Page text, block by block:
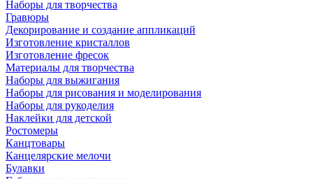
Наборы для творчества
Гравюры
Декорирование и создание аппликаций
Изготовление кристаллов
Изготовление фресок
Материалы для творчества
Наборы для выжигания
Наборы для рисования и моделирования
Наборы для рукоделия
Наклейки для детской
Ростомеры
Канцтовары
Канцелярские мелочи
Булавки